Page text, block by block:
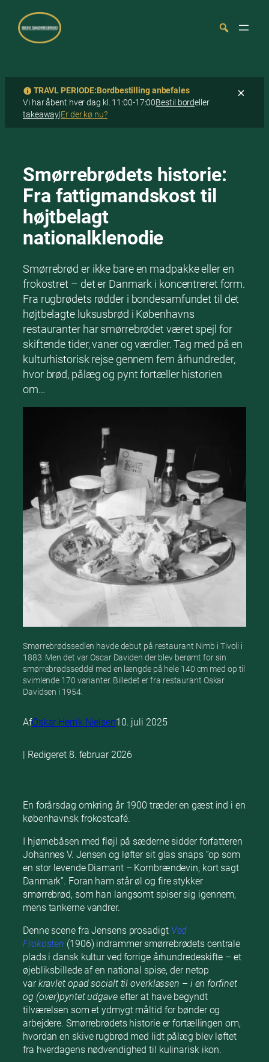
TRAVL PERIODE:Bordbestilling anbefales
Vi har åbent hver dag kl. 11:00-17:00Bestil bordeller
takeaway|Er der kø nu?
×
Smørrebrødets historie:
Fra fattigmandskost til
højtbelagt
nationalklenodie
Smørrebrød er ikke bare en madpakke eller en
frokostret – det er Danmark i koncentreret form.
Fra rugbrødets rødder i bondesamfundet til det
højtbelagte luksusbrød i Københavns
restauranter har smørrebrødet været spejl for
skiftende tider, vaner og værdier. Tag med på en
kulturhistorisk rejse gennem fem århundreder,
hvor brød, pålæg og pynt fortæller historien
om…
Smørrebrødssedlen havde debut på restaurant Nimb i Tivoli i
1883. Men det var Oscar Daviden der blev berømt for sin
smørrebrødsseddel med en længde på hele 140 cm med op til
svimlende 170 varianter. Billedet er fra restaurant Oskar
Davidsen i 1954.
AfOskar Herrik Nielsen10. juli 2025
| Redigeret 8. februar 2026
En forårsdag omkring år 1900 træder en gæst ind i en
københavnsk frokostcafé.
I hjørnebåsen med fløjl på sæderne sidder forfatteren
Johannes V. Jensen og løfter sit glas snaps “op som
en stor levende Diamant – Kornbrændevin, kort sagt
Danmark”. Foran ham står øl og fire stykker
smørrebrød, som han langsomt spiser sig igennem,
mens tankerne vandrer.
Denne scene fra Jensens prosadigt Ved
Frokosten (1906) indrammer smørrebrødets centrale
plads i dansk kultur ved forrige århundredeskifte – et
øjebliksbillede af en national spise, der netop
varkravlet opad socialt til overklassen – i en forfinet
og (over)pyntet udgaveefter at have begyndt
tilværelsen som et ydmygt måltid for bønder og
arbejdere. Smørrebrødets historie er fortællingen om,
hvordan en skive rugbrød med lidt pålæg blev løftet
fra hverdagens nødvendighed til kulinarisk ikon.